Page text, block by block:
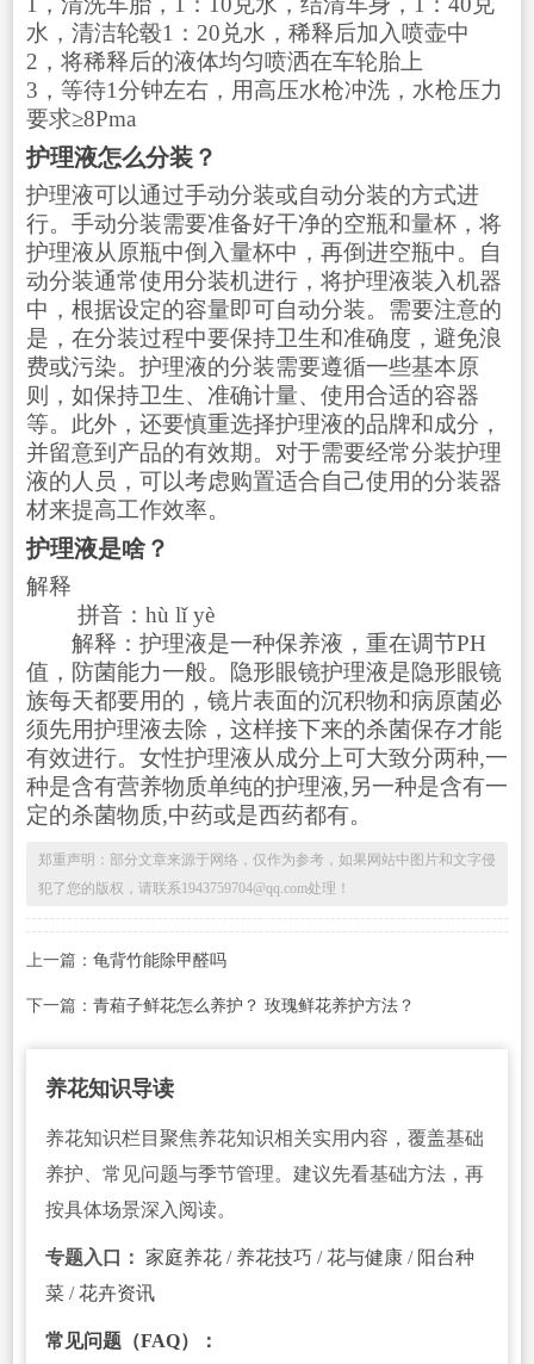
水，清洁轮毂1：20兑水，稀释后加入喷壶中
2，将稀释后的液体均匀喷洒在车轮胎上
3，等待1分钟左右，用高压水枪冲洗，水枪压力
要求≥8Pma
护理液怎么分装？
护理液可以通过手动分装或自动分装的方式进
行。手动分装需要准备好干净的空瓶和量杯，将
护理液从原瓶中倒入量杯中，再倒进空瓶中。自
动分装通常使用分装机进行，将护理液装入机器
中，根据设定的容量即可自动分装。需要注意的
是，在分装过程中要保持卫生和准确度，避免浪
费或污染。护理液的分装需要遵循一些基本原
则，如保持卫生、准确计量、使用合适的容器
等。此外，还要慎重选择护理液的品牌和成分，
并留意到产品的有效期。对于需要经常分装护理
液的人员，可以考虑购置适合自己使用的分装器
材来提高工作效率。
护理液是啥？
解释
拼音：hù lǐ yè
解释：护理液是一种保养液，重在调节PH
值，防菌能力一般。隐形眼镜护理液是隐形眼镜
族每天都要用的，镜片表面的沉积物和病原菌必
须先用护理液去除，这样接下来的杀菌保存才能
有效进行。女性护理液从成分上可大致分两种,一
种是含有营养物质单纯的护理液,另一种是含有一
定的杀菌物质,中药或是西药都有。
郑重声明：部分文章来源于网络，仅作为参考，如果网站中图片和文字侵
犯了您的版权，请联系1943759704@qq.com处理！
上一篇： 龟背竹能除甲醛吗
下一篇： 青葙子鲜花怎么养护？ 玫瑰鲜花养护方法？
养花知识导读
养花知识栏目聚焦养花知识相关实用内容，覆盖基础
养护、常见问题与季节管理。建议先看基础方法，再
按具体场景深入阅读。
专题入口： 家庭养花/ 养花技巧 /花与健康/ 阳台种
菜/花卉资讯
常见问题（FAQ）：